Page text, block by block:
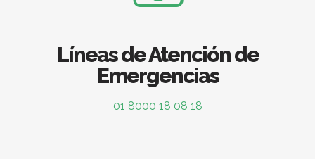
Líneas de Atención de
Emergencias
01 8000 18 08 18